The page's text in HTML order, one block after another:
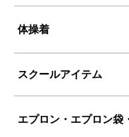
体操着
スクールアイテム
エプロン・エプロン袋